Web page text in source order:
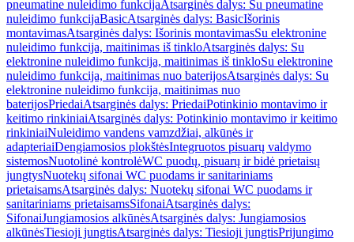
pneumatine nuleidimo funkcijaAtsarginės dalys: Su pneumatine
nuleidimo funkcijaBasicAtsarginės dalys: BasicIšorinis
montavimasAtsarginės dalys: Išorinis montavimasSu elektronine
nuleidimo funkcija, maitinimas iš tinkloAtsarginės dalys: Su
elektronine nuleidimo funkcija, maitinimas iš tinkloSu elektronine
nuleidimo funkcija, maitinimas nuo baterijosAtsarginės dalys: Su
elektronine nuleidimo funkcija, maitinimas nuo
baterijosPriedaiAtsarginės dalys: PriedaiPotinkinio montavimo ir
keitimo rinkiniaiAtsarginės dalys: Potinkinio montavimo ir keitimo
rinkiniaiNuleidimo vandens vamzdžiai, alkūnės ir
adapteriaiDengiamosios plokštėsIntegruotos pisuarų valdymo
sistemosNuotolinė kontrolėWC puodų, pisuarų ir bidė prietaisų
jungtysNuotekų sifonai WC puodams ir sanitariniams
prietaisamsAtsarginės dalys: Nuotekų sifonai WC puodams ir
sanitariniams prietaisamsSifonaiAtsarginės dalys:
SifonaiJungiamosios alkūnėsAtsarginės dalys: Jungiamosios
alkūnėsTiesioji jungtisAtsarginės dalys: Tiesioji jungtisPrijungimo